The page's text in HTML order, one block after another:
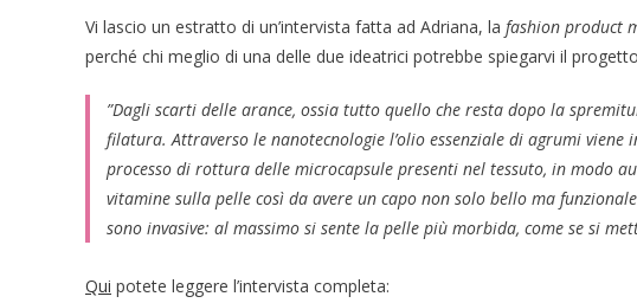
Vi lascio un estratto di un’intervista fatta ad Adriana, la fashion product
perché chi meglio di una delle due ideatrici potrebbe spiegarvi il
”Dagli scarti delle arance, ossia tutto quello che resta dopo la
filatura. Attraverso le nanotecnologie l’olio essenziale di agrumi
processo di rottura delle microcapsule presenti nel tessuto, in modo
vitamine sulla pelle così da avere un capo non solo bello ma
sono invasive: al massimo si sente la pelle più morbida, come se si
Qui potete leggere l’intervista completa: